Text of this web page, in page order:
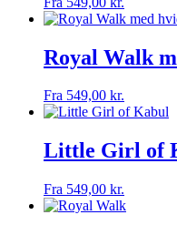
Royal Walk
Fra 549,00 kr.
Little Girl of
Fra 549,00 kr.